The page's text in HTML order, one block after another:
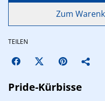
Zum
TEILEN
Pride-Kürbisse